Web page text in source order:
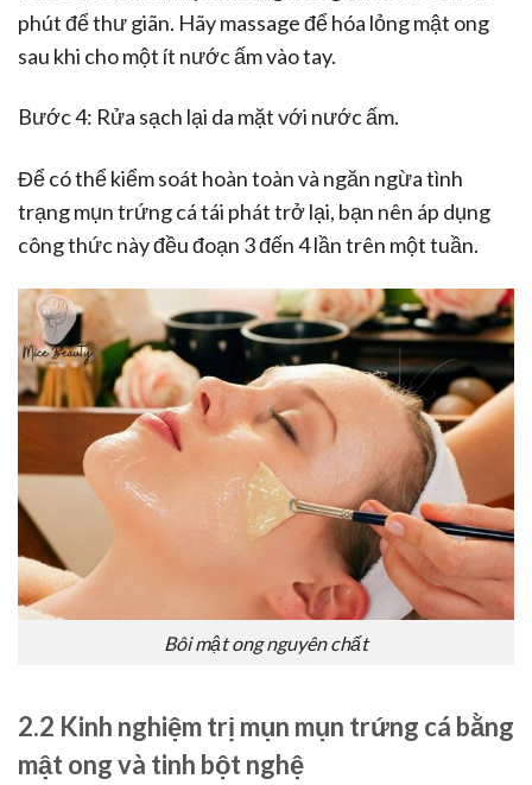
phút để thư giãn. Hãy massage để hóa lỏng mật ong
sau khi cho một ít nước ấm vào tay.
Bước 4: Rửa sạch lại da mặt với nước ấm.
Để có thể kiểm soát hoàn toàn và ngăn ngừa tình
trạng mụn trứng cá tái phát trở lại, bạn nên áp dụng
công thức này đều đoạn 3 đến 4 lần trên một tuần.
Bôi mật ong nguyên chất
2.2 Kinh nghiệm trị mụn mụn trứng cá bằng
mật ong và tinh bột nghệ